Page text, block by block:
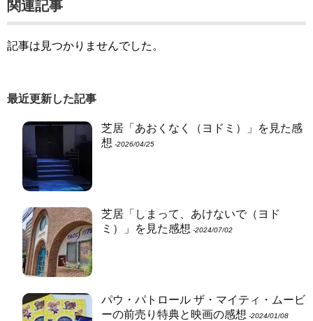
関連記事
記事は見つかりませんでした。
最近更新した記事
芝居「あおくなく（ヨドミ）」を見た感
想 ‐2026/04/25
芝居「しまって、あけないで（ヨド
ミ）」を見た感想 ‐2024/07/02
パウ・パトロール ザ・マイティ・ムービ
ーの前売り特典と映画の感想 ‐2024/01/08